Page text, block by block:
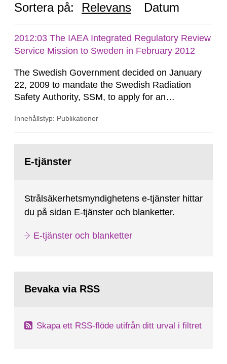
Sortera på: Relevans Datum
2012:03 The IAEA Integrated Regulatory Review
Service Mission to Sweden in February 2012
The Swedish Government decided on January
22, 2009 to mandate the Swedish Radiation
Safety Authority, SSM, to apply for an
areas of supervision, an ‘IRRS’ (Integrated
February 25, 2009, SSM made a formal request
to the IAEA for an IRRS in Sweden. The time...
Innehållstyp: Publikationer
sida:E-tjänster
Strålsäkerhetsmyndighetens e-tjänster hittar
du på sidan E-tjänster och blanketter.
E-tjänster och blanketter
Bevaka via RSS
Skapa ett RSS-flöde utifrån ditt urval i filtret